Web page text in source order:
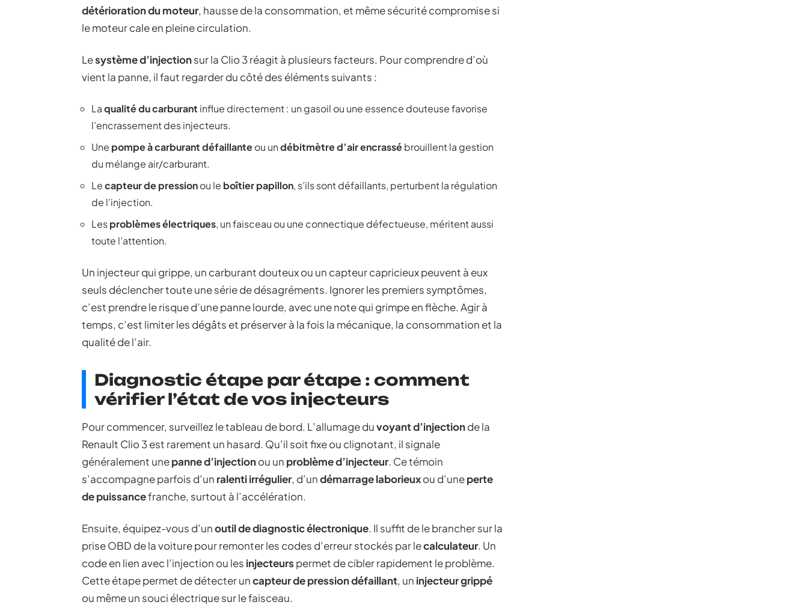
détérioration du moteur, hausse de la consommation, et même sécurité compromise si
le moteur cale en pleine circulation.
Lesystème d’injectionsur la Clio 3 réagit à plusieurs facteurs. Pour comprendre d’où
vient la panne, il faut regarder du côté des éléments suivants :
Laqualité du carburant influe directement : un gasoil ou une essence douteuse favorise
l’encrassement des injecteurs.
Une pompe à carburant défaillanteou undébitmètre d’air encrassébrouillent la gestion
du mélange air/carburant.
Lecapteur de pressionou le boîtier papillon, s’ils sont défaillants, perturbent la régulation
de l’injection.
Lesproblèmes électriques, un faisceau ou une connectique défectueuse, méritent aussi
toute l’attention.
Un injecteur qui grippe, un carburant douteux ou un capteur capricieux peuvent à eux
seuls déclencher toute une série de désagréments. Ignorer les premiers symptômes,
c’est prendre le risque d’une panne lourde, avec une note qui grimpe en flèche. Agir à
temps, c’est limiter les dégâts et préserver à la fois la mécanique, la consommation et la
qualité de l’air.
Diagnostic étape par étape : comment
vérifier l’état de vos injecteurs
Pour commencer, surveillez le tableau de bord. L’allumage duvoyant d’injectionde la
Renault Clio 3 est rarement un hasard. Qu’il soit fixe ou clignotant, il signale
généralement unepanne d’injectionou un problème d’injecteur. Ce témoin
s’accompagne parfois d’un ralenti irrégulier, d’undémarrage laborieuxou d’uneperte
de puissancefranche, surtout à l’accélération.
Ensuite, équipez-vous d’unoutil de diagnostic électronique. Il suffit de le brancher sur la
prise OBD de la voiture pour remonter les codes d’erreur stockés par lecalculateur. Un
code en lien avec l’injection ou les injecteurs permet de cibler rapidement le problème.
Cette étape permet de détecter uncapteur de pression défaillant, un injecteur grippé
ou même un souci électrique sur le faisceau.